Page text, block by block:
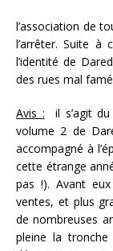
l’association de
l’arrêter. Suite à
l’identité de
des rues mal
Avis : il s’agit
volume 2 de
accompagné à
cette étrange
pas !). Avant
ventes, et plus
de nombreuses
pleine la